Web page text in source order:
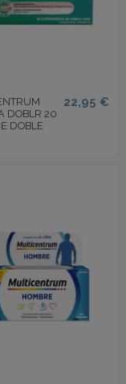
DOBLR 20
DOBLE
22,95 €